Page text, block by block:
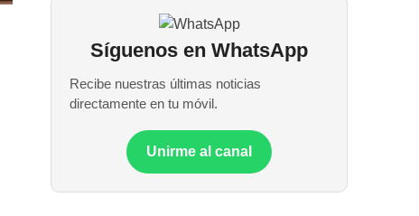
Síguenos en WhatsApp
Recibe nuestras últimas noticias
directamente en tu móvil.
Unirme al canal